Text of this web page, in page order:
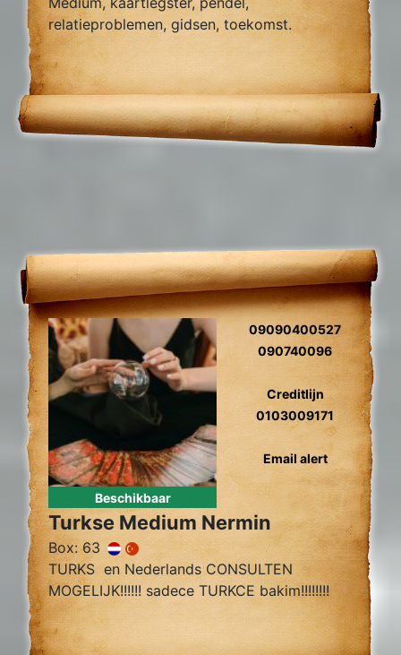
relatieproblemen, gidsen, toekomst.
Beschikbaar
09090400527
090740096
Creditlijn
0103009171
Email alert
Turkse Medium Nermin
Box: 63
TURKS en Nederlands CONSULTEN
MOGELIJK!!!!!! sadece TURKCE bakim!!!!!!!!